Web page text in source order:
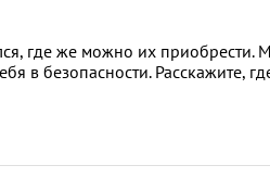
где же можно их приобрести.
в безопасности. Расскажите,